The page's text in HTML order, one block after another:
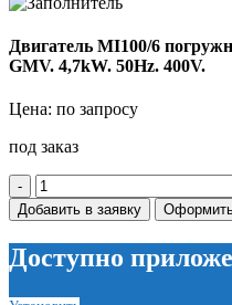
Двигатель MI100/6
GMV. 4,7kW. 50Hz. 400V.
Цена: по запросу
под заказ
Количество
товара
Двигатель
MI100/6
погружного
Добавить в заявку
Доступно